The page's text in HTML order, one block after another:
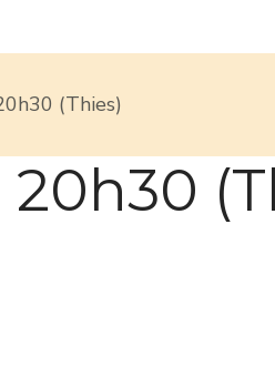
(Thies)